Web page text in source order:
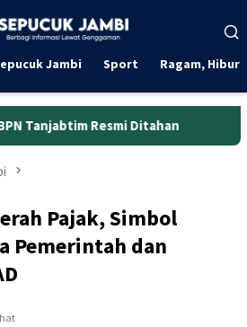
Jambi Sport Ragam,
Ditahan Dunia Kerja
Pajak, Simbol
Pemerintah dan